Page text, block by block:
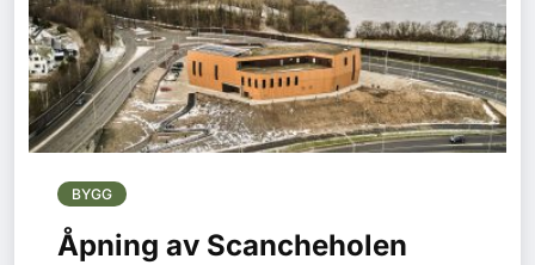
BYGG
Åpning av Scancheholen